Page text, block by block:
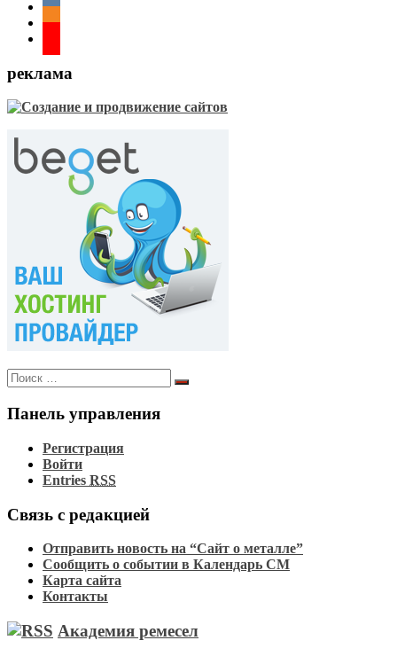
реклама
Поиск
по:
Поиск
Панель управления
Регистрация
Войти
Entries RSS
Связь с редакцией
Отправить новость на “Сайт о металле”
Сообщить о событии в Календарь СМ
Карта сайта
Контакты
Академия ремесел